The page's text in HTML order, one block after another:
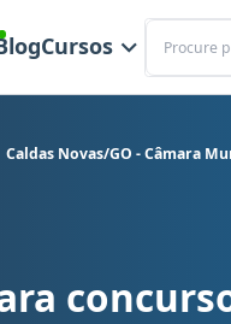
Cursos
Buscar
Caldas Novas/GO - Câmara
Novas/GO - Câmara